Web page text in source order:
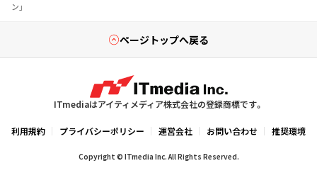
ン」
ページトップへ戻る
ITmediaはアイティメディア株式会社の登録商標です。
利用規約 プライバシーポリシー 運営会社 お問い合わせ 推奨環境
Copyright © ITmedia Inc. All Rights Reserved.